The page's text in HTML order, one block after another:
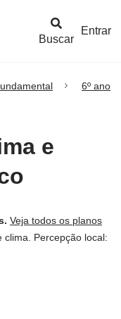
Buscar
Entrar
6º ano
e
Veja todos os planos
Percepção local: